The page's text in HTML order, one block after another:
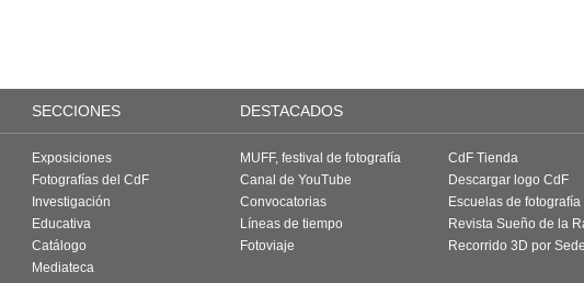
SECCIONES DESTACADOS
Exposiciones
Fotografías del CdF
Investigación
Educativa
Catálogo
Mediateca
MUFF, festival de fotografía
Canal de YouTube
Convocatorias
Líneas de tiempo
Fotoviaje
CdF Tienda
Descargar logo CdF
Escuelas de fotografía
Revista Sueño de la
Recorrido 3D por